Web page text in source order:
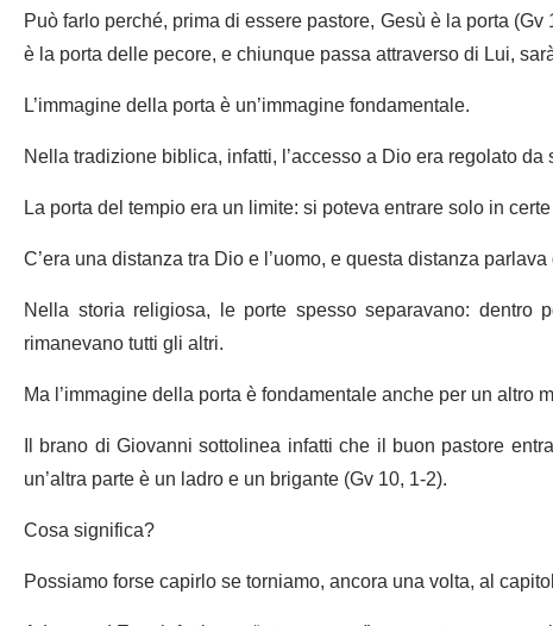
Può farlo perché, prima di essere pastore, Gesù è la porta
è la porta delle pecore, e chiunque passa attraverso di Lui,
L’immagine della porta è un’immagine fondamentale.
Nella tradizione biblica, infatti, l’accesso a Dio era regolato
La porta del tempio era un limite: si poteva entrare solo in
C’era una distanza tra Dio e l’uomo, e questa distanza
Nella storia religiosa, le porte spesso separavano:
rimanevano tutti gli altri.
Ma l’immagine della porta è fondamentale anche per un altro
Il brano di Giovanni sottolinea infatti che il buon pastore
un’altra parte è un ladro e un brigante (Gv 10, 1-2).
Cosa significa?
Possiamo forse capirlo se torniamo, ancora una volta, al